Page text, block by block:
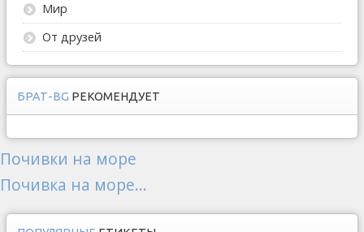
Мир
От друзей
БРАТ-BG РЕКОМЕНДУЕТ
Почивки на море
Почивка на море...